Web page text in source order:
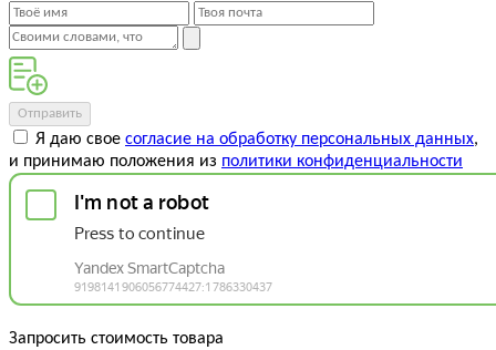
Отправить
Я даю свое согласие на обработку персональных данных,
и принимаю положения из политики конфиденциальности
Запросить стоимость товара